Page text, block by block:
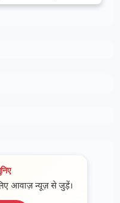
आवाज़ न्यूज़ से जुड़ें।